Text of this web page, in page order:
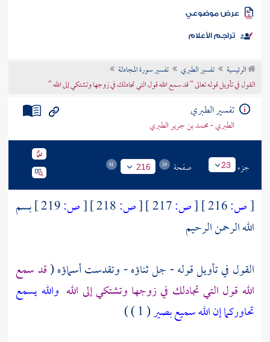
الكتب
موضوعي
تراجم الأعلام
الرئيسية تفسير الطبري
تفسير سورة المجادلة
القول في تأويل قوله تعالى " قد سمع الله قول التي تجادلك في زوجها وتشتكي إلى الله "
تفسير الطبري
الطبري - محمد بن جرير الطبري
جزء 23 صفحة 216
[ص: [ص: [ص: [ص:
بسم
الله الرحمن الرحيم
القول في تأويل قوله - جل ثناؤه - وتقدست أسماؤه (قد سمع
الله قول التي تجادلك في زوجها وتشتكي إلى الله والله يسمع
تحاوركما إن الله سميع بصير( 1 ) )